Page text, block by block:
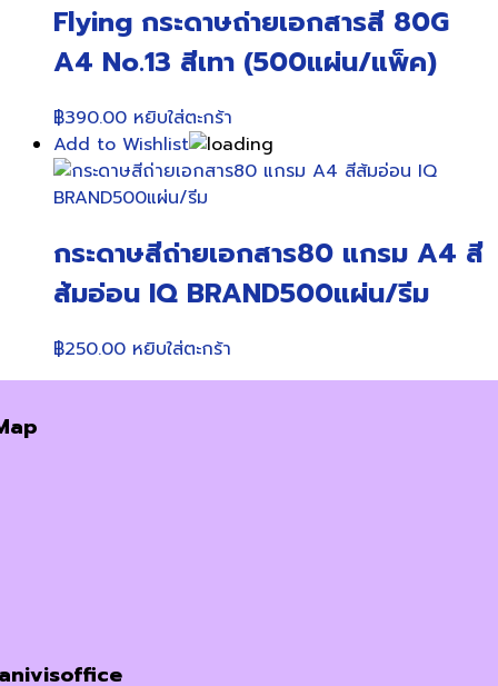
Flying กระดาษถ่ายเอกสารสี 80G
A4 No.13 สีเทา (500แผ่น/แพ็ค)
฿390.00 หยิบใส่ตะกร้า
Add to Wishlist
กระดาษสีถ่ายเอกสาร80 แกรม A4 สี
ส้มอ่อน IQ BRAND500แผ่น/รีม
฿250.00 หยิบใส่ตะกร้า